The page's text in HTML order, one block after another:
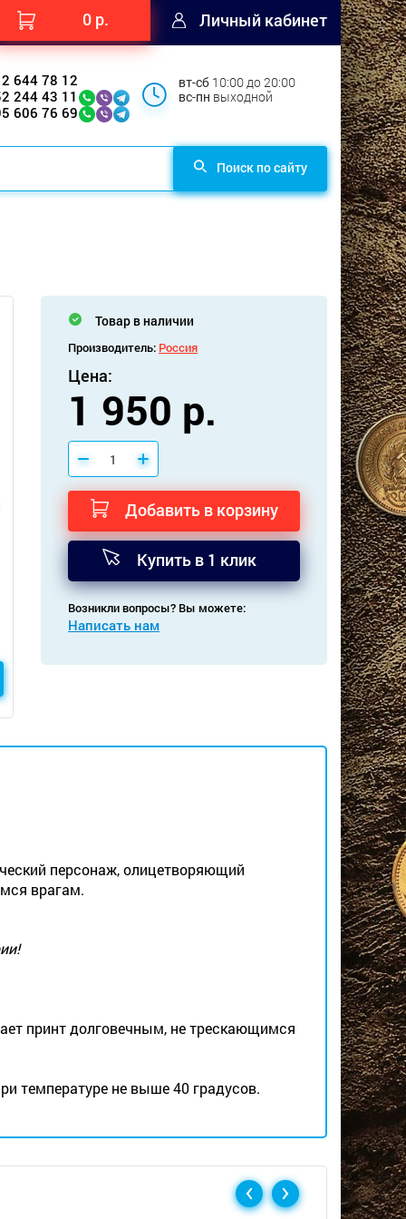
0 р. Личный кабинет
644 78 12
244 43 11
606 76 69
вт-сб 10:00 до 20:00
вс-пн выходной
Поиск по сайту
Товар в наличии
Производитель: Россия
Цена:
1 950 р.
Добавить в корзину
Купить в 1 клик
Возникли вопросы? Вы можете:
Написать нам
персонаж, олицетворяющий
врагам.
принт долговечным, не трескающимся
температуре не выше 40 градусов.